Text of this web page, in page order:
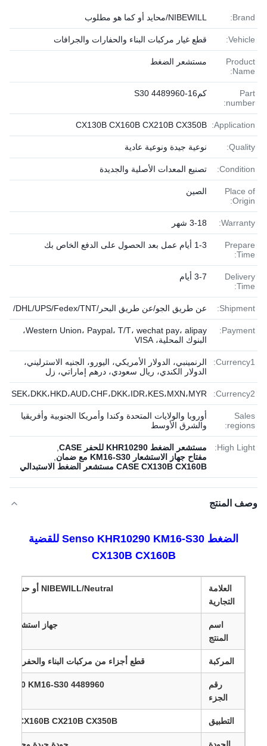
Brand: NIBEWILL/محايد أو كما هو مطلوب
Vehicle: قطع غيار مركبات البناء والحفارات والجرافات
Product
Name:
مستشعر الضغط
Part
number:
كم16-S30 4489960
Application:
CX130B CX160B CX210B CX350B
Quality: نوعية جيدة ونوعية عادية
Condition: تصنيع المعدات الأصلية والجديدة
Place of
Origin:
الصين
Warranty: 3-18 شهر
Prepare
Time:
1-3 أيام عمل بعد الحصول على الدفع الخاص بك
Delivery
Time:
3-7 أيام
Shipment: عن طريق الجو/عن طريق البحر/DHL/UPS/Fedex/TNT/
Payment:
Western Union، Paypal، T/T، wechat pay، alipay،
البنوك المحلية، VISA
Currency1:
الرنمينبي، الدولار الأمريكي، اليورو، الجنيه الاسترليني،
الدولار الكندي، ريال سعودي، درهم إماراتي، زل
Currency2: SEK،DKK،HKD،AUD،CHF،DKK،IDR،KES،MXN،MYR
Sales
regions:
أوروبا والولايات المتحدة وكندا وأمريكا الجنوبية وأفريقيا
والشرق الأوسط
High Light: مستشعر الضغط KHR10290 للحفر CASE
مفتاح جهاز الاستشعار KM16-S30 مع ضمان
CASE CX130B CX160B مستشعر الضغط الاستبدالي
وصف المنتج
الضغط Senso KHR10290 KM16-S30 للقضية
CX130B CX160B
العلامة
التجارية
NIBEWILL/Neutral أو حسب الحاجة
اسم
المنتج
جهاز استشعار
المركبة قطع أجزاء من مركبات البناء والحفر
رقم
الجزء
KM16-S30 4489960
التطبيق CX160B CX210B CX350B